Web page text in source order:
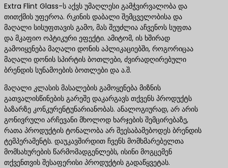
Extra Flint Glass-ს აქვს უმაღლესი გამჭვირვალობა და
თითქმის უფეროა. რკინის დაბალი შემცველობისა და
მაღალი სისუფთავის გამო, მას შეუძლია აჩვენოს სუფთა
და მკაფიო ოპტიკური ეფექტი. ამიტომ, ის ხშირად
გამოიყენება მაღალი დონის აპლიკაციებში, როგორიცაა
მაღალი დონის სპირტის ბოთლები, ძვირადღირებული
ბრენდის სუნამოების ბოთლები და ა.შ.
მაღალი კლასის მასალების გამოყენება მიზნის
გათვალისწინების გარეშე დაკარგავს თქვენს პროდუქტს
ბაზარზე კონკურენტუნარიანობას. ანალოგიურად, არ არის
გონივრული არჩევანი მხოლოდ ხარჯების შემცირებაზე,
რათა პროდუქტის ტონალობა არ შეესაბამებოდეს ბრენდის
ტემპერამენტს. დაუკავშირდით ჩვენს მომხმარებელთა
მომსახურების წარმომადგენლებს, ისინი მოგცემენ
თქვენთვის შესაფერისი პროდუქტის გადაწყვეტას.